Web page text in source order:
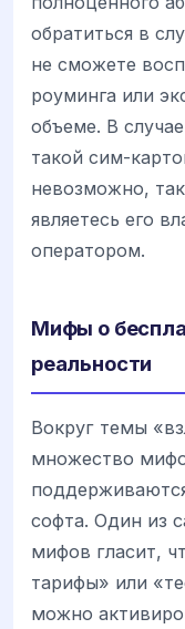
обратиться в
не сможете
роуминга или
объеме. В
такой сим-
невозможно,
являетесь его
оператором.
Мифы о
реальности
Вокруг темы
множество
софта. Один из
мифов гласит,
тарифы» или
можно